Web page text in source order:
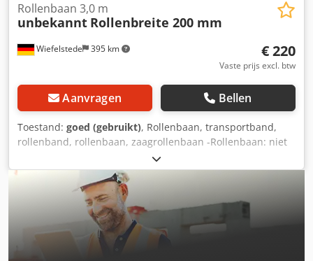
Wiefelstede 395 km
Rollenbaan 3,0 m
unbekannt Rollenbreite 200 mm
€ 220
Vaste prijs excl. btw
Aanvragen Bellen
Toestand: goed (gebruikt), Rollenbaan, transportband,
rollenband, rollenbaan, zaagrollenbaan -Rollenbaan: niet
aangedreven, lengte 3,0 m, gemonteerd op een massief
onderstel, in hoogte verstelbaar -Rollenbreedte: 200 mm -
Rollerdiameter: 50 mm -Rollerafstand: 140 mm -
Transportafmetingen: 3000/310/H890 mm Dedpfx Aezq
Aaxehgokr -Gewicht: 44 kg